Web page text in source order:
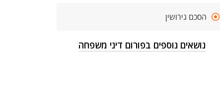
הסכם גירושין
נושאים נוספים בפורום דיני משפחה